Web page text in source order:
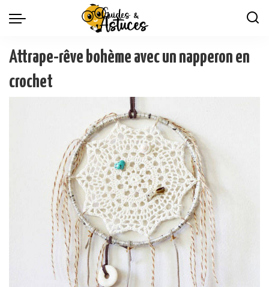
Attrape-rêve bohème avec un napperon en
crochet